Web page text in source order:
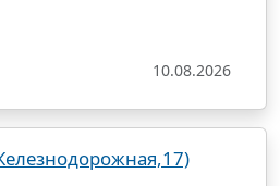
10.08.2026